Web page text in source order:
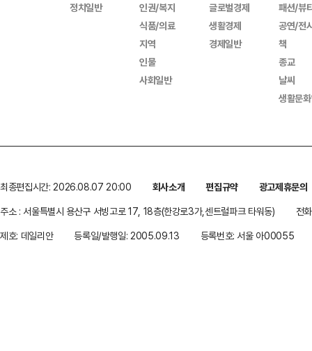
정치일반
인권/복지
식품/의료
지역
인물
사회일반
글로벌경제
생활경제
경제일반
패션/뷰
공연/전
책
종교
날씨
생활문
최종편집시간: 2026.08.07 20:00 회사소개 편집규약
광고제휴문의
주소 : 서울특별시 용산구 서빙고로 17, 18층(한강로3가,센트럴파크 타워동)
전
제호: 데일리안
등록일/발행일: 2005.09.13 등록번호: 서울 아00055